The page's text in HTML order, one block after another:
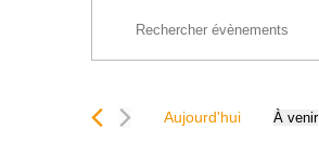
Recherche
navigation
vues
ÉvènementsAujourd'hui À venir